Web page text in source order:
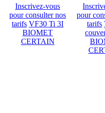
Inscrivez-vous
pour consulter nos
tarifs VF30 Ti 3I
BIOMET
CERTAIN
pour
tarifs